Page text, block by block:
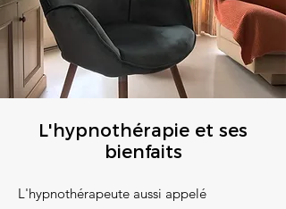
L'hypnothérapie et ses
bienfaits
L'hypnothérapeute aussi appelé